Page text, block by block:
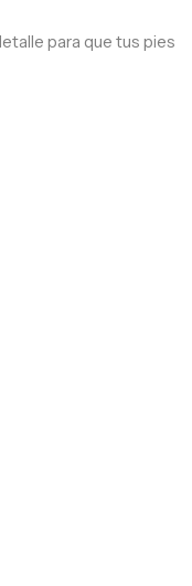
para que tus pies